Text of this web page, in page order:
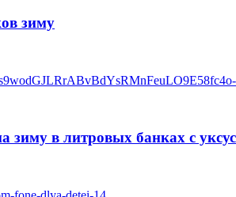
зиму
зиму в литровых банках с